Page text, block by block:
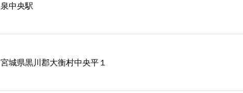
泉中央駅
宮城県黒川郡大衡村中央平１